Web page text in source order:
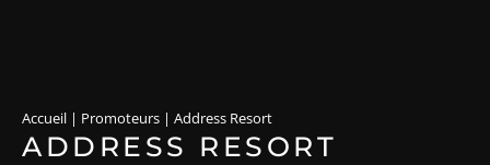
Accueil | Promoteurs | Address Resort
ADDRESS RESORT